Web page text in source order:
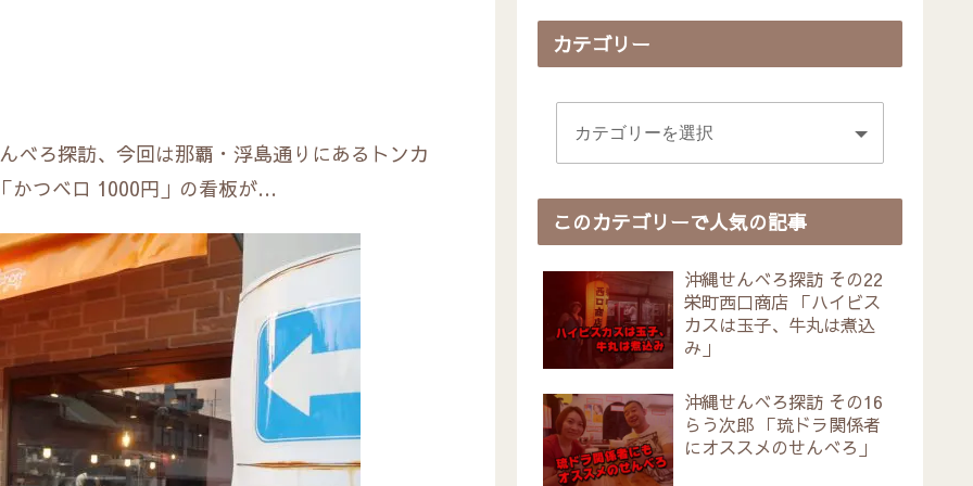
べろ探訪、今回は那覇・浮島通りにあるトンカ
かつベロ 1000円」の看板が…
カテゴリー
このカテゴリーで人気の記事
沖縄せんべろ探訪 その22
栄町西口商店 「ハイビス
カスは玉子、牛丸は煮込
み」
沖縄せんべろ探訪 その16
らう次郎 「琉ドラ関係者
にオススメのせんべろ」